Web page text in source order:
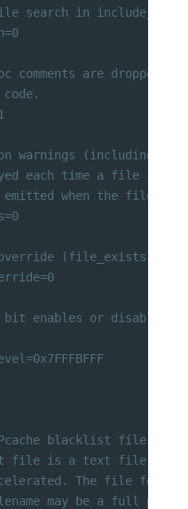
search in include_path
comments are dropped
warnings (including
each time a file is
when the file is
(file_exists,
bit enables or disables
blacklist file
file is a text file that
The file format
may be a full